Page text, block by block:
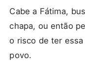
Cabe a Fátima,
chapa, ou então
o risco de ter essa
povo.